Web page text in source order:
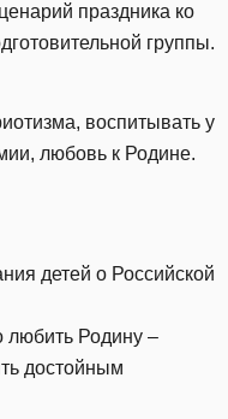
праздника ко
группы.
воспитывать у
любовь к Родине.
детей о Российской
любить Родину –
достойным